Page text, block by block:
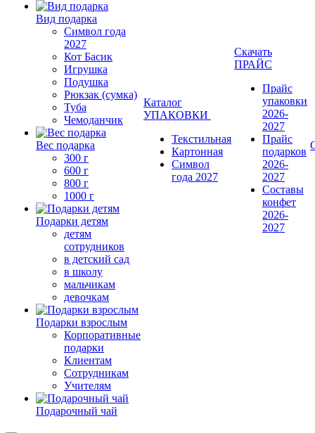
Вид подарка
Символ года
2027
Кот Басик
Игрушка
Подушка
Рюкзак (сумка)
Туба
Чемоданчик
Вес подарка
300 г
600 г
800 г
1000 г
Подарки детям
детям
сотрудников
в детский сад
в школу
мальчикам
девочкам
Подарки взрослым
Корпоративные
подарки
Клиентам
Сотрудникам
Учителям
Подарочный чай
Каталог
УПАКОВКИ
Текстильная
Картонная
Символ
года 2027
Скачать
ПРАЙС
Прайс
упаковки
2026-
2027
Прайс
подарков
2026-
2027
Составы
конфет
2026-
2027